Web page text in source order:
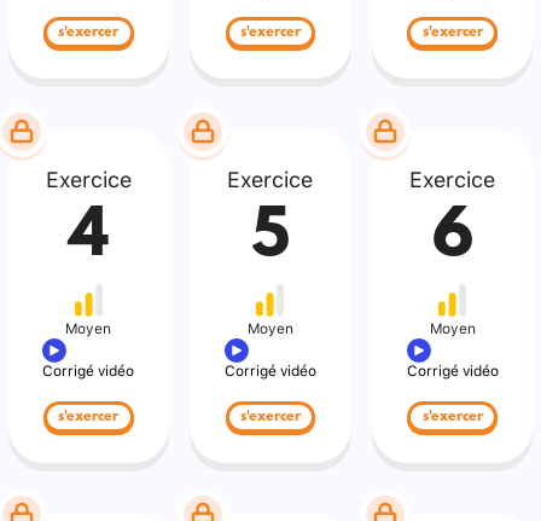
s'exercer s'exercer s'exercer
Exercice
4
Moyen
Corrigé vidéo
s'exercer
Exercice
5
Moyen
Corrigé vidéo
s'exercer
Exercice
6
Moyen
Corrigé vidéo
s'exercer